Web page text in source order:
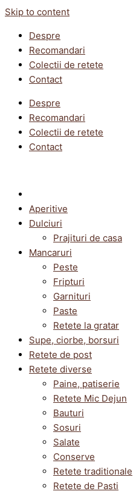
Skip to content
Despre
Recomandari
Colectii de retete
Contact
Despre
Recomandari
Colectii de retete
Contact
Aperitive
Dulciuri
Prajituri de casa
Mancaruri
Peste
Fripturi
Garnituri
Paste
Retete la gratar
Supe, ciorbe, borsuri
Retete de post
Retete diverse
Paine, patiserie
Retete Mic Dejun
Bauturi
Sosuri
Salate
Conserve
Retete traditionale
Retete de Pasti